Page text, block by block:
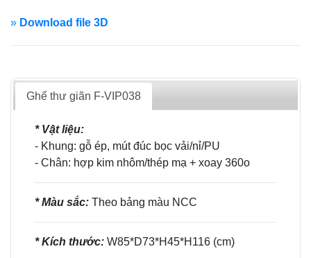
» Download file 3D
Ghế thư giãn F-VIP038
* Vật liệu:
- Khung: gỗ ép, mút đúc bọc vải/nỉ/PU
- Chân: hợp kim nhôm/thép mạ + xoay 360o
* Màu sắc: Theo bảng màu NCC
* Kích thước: W85*D73*H45*H116 (cm)